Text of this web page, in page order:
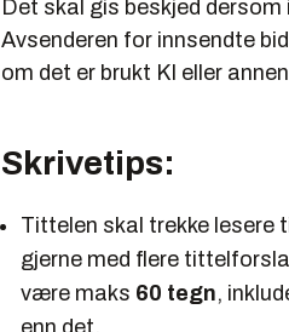
Det skal gis beskjed
Avsenderen for innsendte
om det er brukt KI eller
Skrivetips:
Tittelen skal trekke lesere
gjerne med flere
være maks 60 tegn,